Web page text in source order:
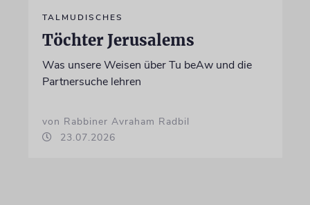
TALMUDISCHES
Töchter Jerusalems
Was unsere Weisen über Tu beAw und die
Partnersuche lehren
von Rabbiner Avraham Radbil
23.07.2026